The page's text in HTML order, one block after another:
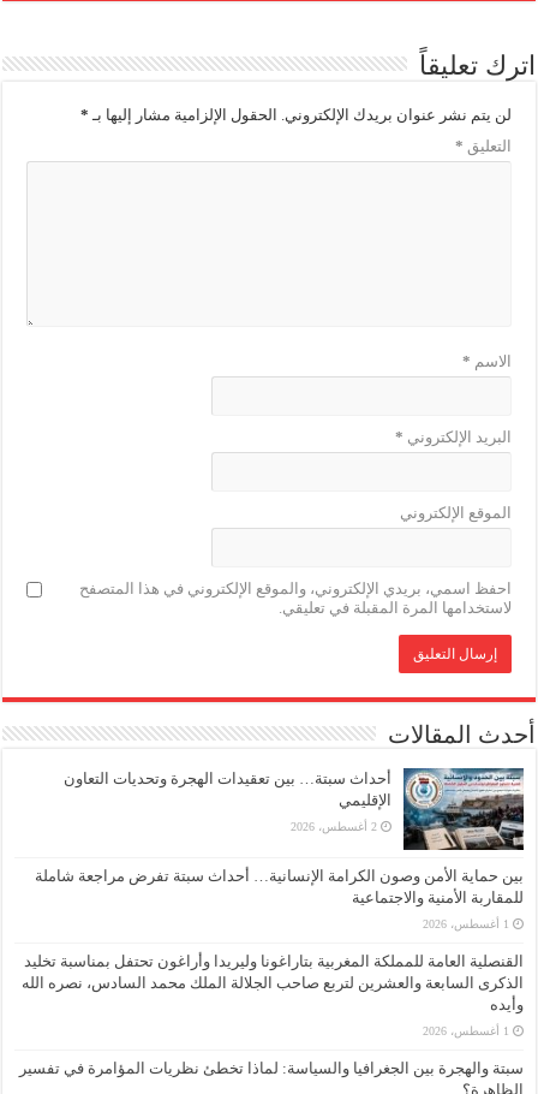
اترك تعليقاً
لن يتم نشر عنوان بريدك الإلكتروني. الحقول الإلزامية مشار إليها بـ *
التعليق *
الاسم *
البريد الإلكتروني *
الموقع الإلكتروني
احفظ اسمي، بريدي الإلكتروني، والموقع الإلكتروني في هذا المتصفح
لاستخدامها المرة المقبلة في تعليقي.
أحدث المقالات
أحداث سبتة… بين تعقيدات الهجرة وتحديات التعاون
الإقليمي
2 أغسطس، 2026
بين حماية الأمن وصون الكرامة الإنسانية… أحداث سبتة تفرض مراجعة شاملة
للمقاربة الأمنية والاجتماعية
1 أغسطس، 2026
القنصلية العامة للمملكة المغربية بتاراغونا وليريدا وأراغون تحتفل بمناسبة تخليد
الذكرى السابعة والعشرين لتربع صاحب الجلالة الملك محمد السادس، نصره الله
وأيده
1 أغسطس، 2026
سبتة والهجرة بين الجغرافيا والسياسة: لماذا تخطئ نظريات المؤامرة في تفسير
الظاهرة؟